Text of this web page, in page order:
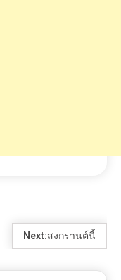
Next:สงกรานต์นี้